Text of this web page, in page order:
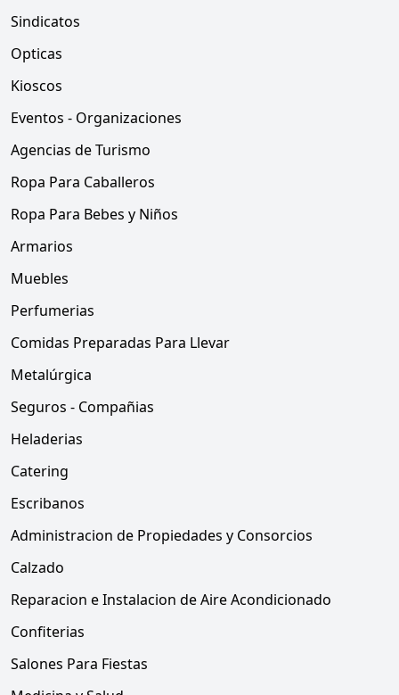
Sindicatos
Opticas
Kioscos
Eventos - Organizaciones
Agencias de Turismo
Ropa Para Caballeros
Ropa Para Bebes y Niños
Armarios
Muebles
Perfumerias
Comidas Preparadas Para Llevar
Metalúrgica
Seguros - Compañias
Heladerias
Catering
Escribanos
Administracion de Propiedades y Consorcios
Calzado
Reparacion e Instalacion de Aire Acondicionado
Confiterias
Salones Para Fiestas